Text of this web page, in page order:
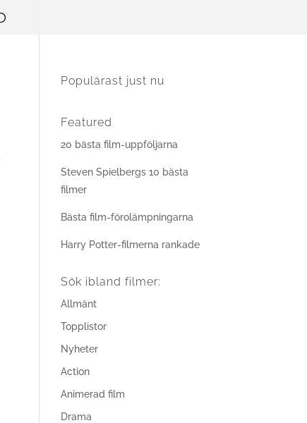
Populärast just nu
Featured
20 bästa film-uppföljarna
Steven Spielbergs 10 bästa
filmer
Bästa film-förolämpningarna
Harry Potter-filmerna rankade
Sök ibland filmer:
Allmänt
Topplistor
Nyheter
Action
Animerad film
Drama